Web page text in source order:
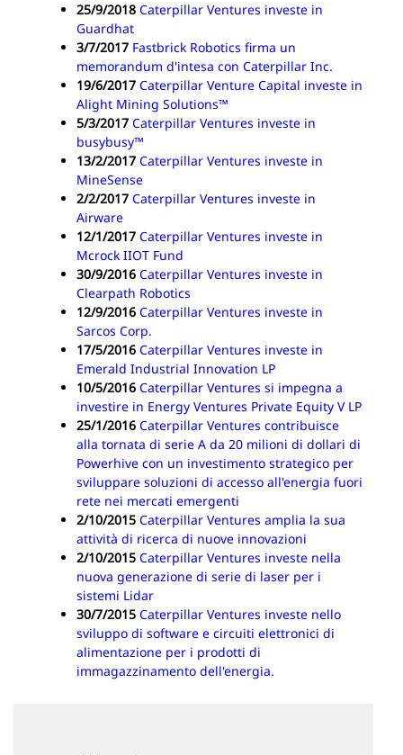
25/9/2018 Caterpillar Ventures investe in
Guardhat
3/7/2017 Fastbrick Robotics firma un
memorandum d'intesa con Caterpillar Inc.
19/6/2017 Caterpillar Venture Capital investe in
Alight Mining Solutions™
5/3/2017 Caterpillar Ventures investe in
busybusy™
13/2/2017 Caterpillar Ventures investe in
MineSense
2/2/2017 Caterpillar Ventures investe in
Airware
12/1/2017 Caterpillar Ventures investe in
Mcrock IIOT Fund
30/9/2016 Caterpillar Ventures investe in
Clearpath Robotics
12/9/2016 Caterpillar Ventures investe in
Sarcos Corp.
17/5/2016 Caterpillar Ventures investe in
Emerald Industrial Innovation LP
10/5/2016 Caterpillar Ventures si impegna a
investire in Energy Ventures Private Equity V LP
25/1/2016 Caterpillar Ventures contribuisce
alla tornata di serie A da 20 milioni di dollari di
Powerhive con un investimento strategico per
sviluppare soluzioni di accesso all'energia fuori
rete nei mercati emergenti
2/10/2015 Caterpillar Ventures amplia la sua
attività di ricerca di nuove innovazioni
2/10/2015 Caterpillar Ventures investe nella
nuova generazione di serie di laser per i
sistemi Lidar
30/7/2015 Caterpillar Ventures investe nello
sviluppo di software e circuiti elettronici di
alimentazione per i prodotti di
immagazzinamento dell'energia.